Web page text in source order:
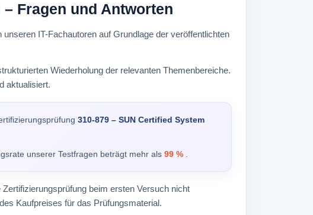
Fragen und Antworten
unseren IT-Fachautoren auf Grundlage der veröffentlichten
Wiederholung der relevanten Themenbereiche.
aktualisiert.
310-879 – SUN Certified System
unserer Testfragen beträgt mehr als 99 %
beim ersten Versuch nicht
Kaufpreises für das Prüfungsmaterial.